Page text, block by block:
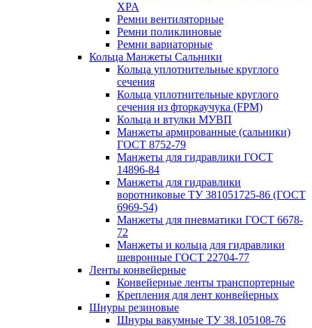
XPA
Ремни вентиляторные
Ремни поликлиновые
Ремни вариаторные
Кольца Манжеты Сальники
Кольца уплотнительные круглого
сечения
Кольца уплотнительные круглого
сечения из фторкаучука (FPM)
Кольца и втулки МУВП
Манжеты армированные (сальники)
ГОСТ 8752-79
Манжеты для гидравлики ГОСТ
14896-84
Манжеты для гидравлики
воротниковые ТУ 381051725-86 (ГОСТ
6969-54)
Манжеты для пневматики ГОСТ 6678-
72
Манжеты и кольца для гидравлики
шевронные ГОСТ 22704-77
Ленты конвейерные
Конвейерные ленты транспортерные
Крепления для лент конвейерных
Шнуры резиновые
Шнуры вакумные ТУ 38.105108-76